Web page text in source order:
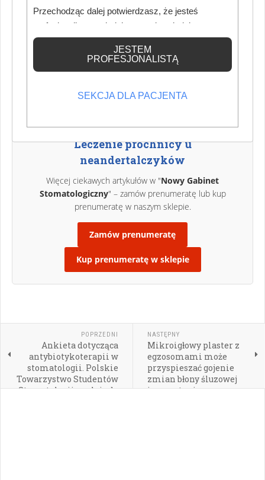
Na co dzień współpracuje z redakcją magazynu „Nowy Gabinet
Stomatologiczny”. Jego teksty cechuje rzetelność oraz
umiejętność łączenia wiedzy eksperckiej z aktualnymi
wyzwaniami branży medycznej.
Zobacz wszystkie artykuły autora - ta opcja może wymagać
Leczenie próchnicy u
neandertalczyków
Więcej ciekawych artykułów w "Nowy Gabinet
Stomatologiczny" – zamów prenumeratę lub kup
prenumeratę w naszym sklepie.
Zamów prenumeratę
Kup prenumeratę w sklepie
POPRZEDNI
Ankieta dotycząca
antybiotykoterapii w
stomatologii. Polskie
Towarzystwo Studentów
Stomatologii apeluje do
NASTĘPNY
Mikroigłowy plaster z
egzosomami może
przyspieszać gojenie
zmian błony śluzowej
jamy ustnej
Przechodząc dalej potwierdzasz, że jesteś
profesjonalistą posiadającym odpowiednią
wiedzę medyczną.
JESTEM
PROFESJONALISTĄ
SEKCJA DLA PACJENTA